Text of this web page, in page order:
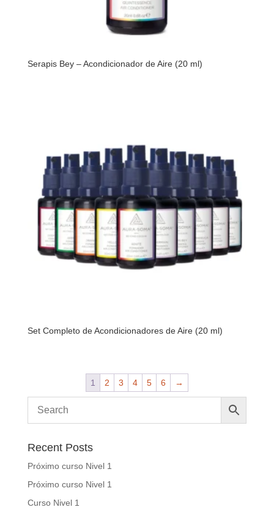
Serapis Bey – Acondicionador de Aire (20 ml)
Set Completo de Acondicionadores de Aire (20 ml)
1 2 3 4 5 6 →
Recent Posts
Próximo curso Nivel 1
Próximo curso Nivel 1
Curso Nivel 1